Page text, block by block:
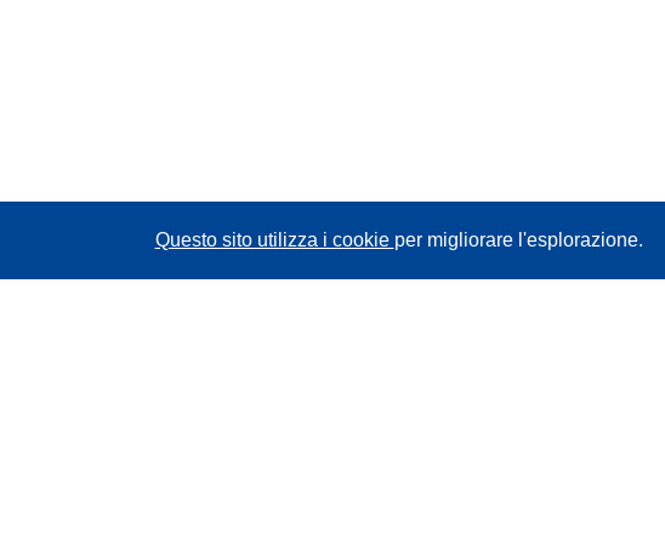
Questo sito utilizza i cookie per migliorare l'esplorazione.